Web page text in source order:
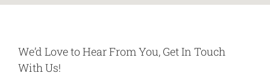
Allison At The Flemington Office
555 East Street, New York City
We’d Love to Hear From You, Get In Touch
With Us!